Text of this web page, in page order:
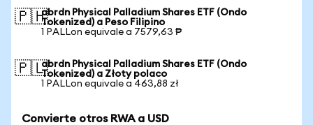
🇵🇭abrdn Physical Palladium Shares ETF (Ondo
Tokenized) a Peso Filipino
1 PALLon equivale a 7579,63 ₱
🇵🇱abrdn Physical Palladium Shares ETF (Ondo
Tokenized) a Złoty polaco
1 PALLon equivale a 463,88 zł
Convierte otros RWA a USD